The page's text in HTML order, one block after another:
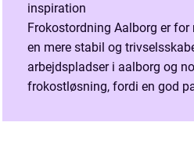
inspiration
Frokostordning Aalborg er
en mere stabil og
arbejdspladser i aalborg og
frokostløsning, fordi en god
mere energi i løbet...